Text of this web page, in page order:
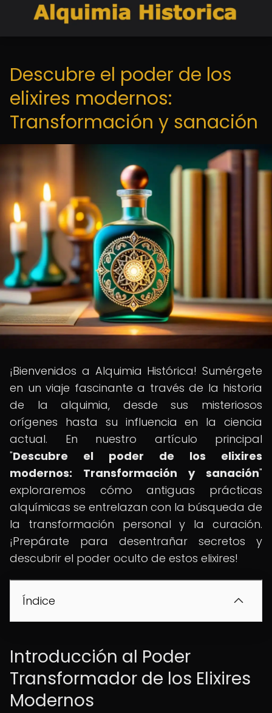
Descubre el poder de los
elixires modernos:
Transformación y sanación
¡Bienvenidos a Alquimia Histórica! Sumérgete
en un viaje fascinante a través de la historia
de la alquimia, desde sus misteriosos
orígenes hasta su influencia en la ciencia
actual. En nuestro artículo principal
"Descubre el poder de los elixires
modernos: Transformación y sanación"
exploraremos cómo antiguas prácticas
alquímicas se entrelazan con la búsqueda de
la transformación personal y la curación.
¡Prepárate para desentrañar secretos y
descubrir el poder oculto de estos elixires!
Índice
Introducción al Poder
Transformador de los Elixires
Modernos